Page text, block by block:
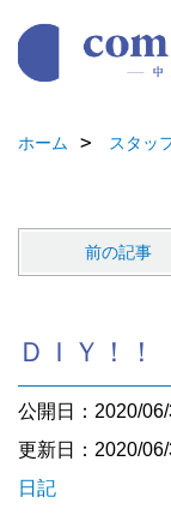
ホーム スタッ
前の記事
ＤＩＹ！！
公開日：2020/
更新日：2020/
日記